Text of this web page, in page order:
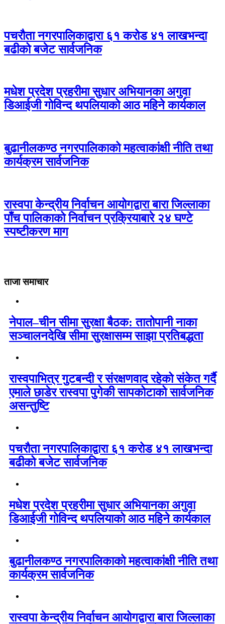
पचरौता नगरपालिकाद्वारा ६१ करोड ४१ लाखभन्दा
बढीको बजेट सार्वजनिक
मधेश प्रदेश प्रहरीमा सुधार अभियानका अगुवा
डिआईजी गोविन्द थपलियाको आठ महिने कार्यकाल
बुढानीलकण्ठ नगरपालिकाको महत्वाकांक्षी नीति तथा
कार्यक्रम सार्वजनिक
रास्वपा केन्द्रीय निर्वाचन आयोगद्वारा बारा जिल्लाका
पाँच पालिकाको निर्वाचन प्रक्रियाबारे २४ घण्टे
स्पष्टीकरण माग
ताजा समाचार
नेपाल–चीन सीमा सुरक्षा बैठक: तातोपानी नाका
सञ्चालनदेखि सीमा सुरक्षासम्म साझा प्रतिबद्धता
रास्वपाभित्र गुटबन्दी र संरक्षणवाद रहेको संकेत गर्दै
एमाले छाडेर रास्वपा पुगेकी सापकोटाको सार्वजनिक
असन्तुष्टि
पचरौता नगरपालिकाद्वारा ६१ करोड ४१ लाखभन्दा
बढीको बजेट सार्वजनिक
मधेश प्रदेश प्रहरीमा सुधार अभियानका अगुवा
डिआईजी गोविन्द थपलियाको आठ महिने कार्यकाल
बुढानीलकण्ठ नगरपालिकाको महत्वाकांक्षी नीति तथा
कार्यक्रम सार्वजनिक
रास्वपा केन्द्रीय निर्वाचन आयोगद्वारा बारा जिल्लाका